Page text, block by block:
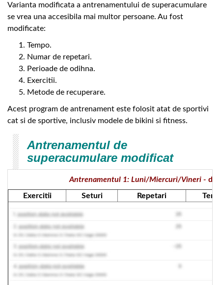
Varianta modificata a antrenamentului de superacumulare
se vrea una accesibila mai multor persoane. Au fost
modificate:
Tempo.
Numar de repetari.
Perioade de odihna.
Exercitii.
Metode de recuperare.
Acest program de antrenament este folosit atat de sportivi
cat si de sportive, inclusiv modele de bikini si fitness.
Antrenamentul de
superacumulare modificat
Antrenamentul 1: Luni/Miercuri/Vineri -
Exercitii Seturi Repetari